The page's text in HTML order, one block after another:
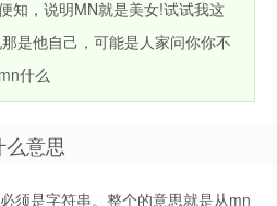
知，说明MN就是美女!试试我这
是他自己，可能是人家问你你不
什么
意思
须是字符串。整个的意思就是从mn